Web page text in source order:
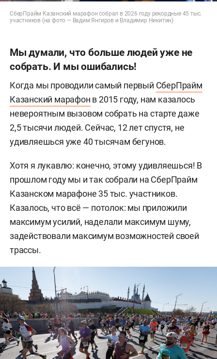
СберПрайм Казанский марафон собрал в 2026 году рекордные 45 тыс.
участников (на фото — Вадим Янгиров и Владимир Никитин)
Мы думали, что больше людей уже не
собрать. И мы ошибались!
Когда мы проводили самый первый СберПрайм
Казанский марафон в 2015 году, нам казалось
невероятным вызовом собрать на старте даже
2,5 тысячи людей. Сейчас, 12 лет спустя, не
удивляешься уже 40 тысячам бегунов.
Хотя я лукавлю: конечно, этому удивляешься! В
прошлом году мы и так собрали на СберПрайм
Казанском марафоне 35 тыс. участников.
Казалось, что всё — потолок: мы приложили
максимум усилий, наделали максимум шуму,
задействовали максимум возможностей своей
трассы.